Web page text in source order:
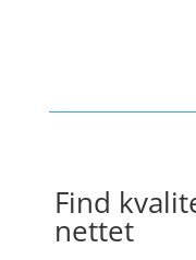
Find
nettet